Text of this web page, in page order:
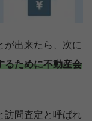
が出来たら、次に
るために不動産会
訪問査定と呼ばれ